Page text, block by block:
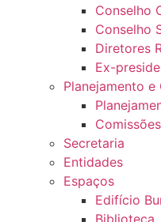
Conselho
Conselho
Diretores
Ex-
Planejamento e
Comissões
Secretaria
Entidades
Espaços
Edifício
Biblioteca